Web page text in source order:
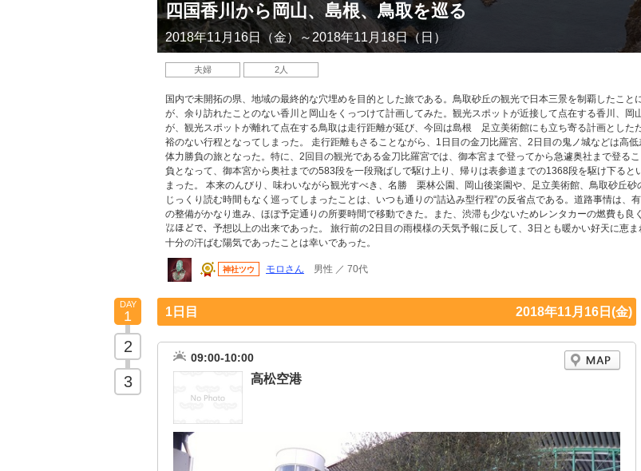
四国香川から岡山、島根、鳥取を巡る
2018年11月16日（金）～2018年11月18日（日）
夫婦 2人
国内で未開拓の県、地域の最終的な穴埋めを目的とした旅である。鳥取砂丘の観光で日本三景を制覇したこと
が、余り訪れたことのない香川と岡山をくっつけて計画してみた。観光スポットが近接して点在する香川、岡
が、観光スポットが離れて点在する鳥取は走行距離が延び、今回は島根 足立美術館にも立ち寄る計画とした
裕のない行程となってしまった。 走行距離もさることながら、1日目の金刀比羅宮、2日目の鬼ノ城などは高低
体力勝負の旅となった。特に、2回目の観光である金刀比羅宮では、御本宮まで登ってから急遽奥社まで登る
負となって、御本宮から奥社までの583段を一段飛ばしで駆け上り、帰りは表参道までの1368段を駆け下ると
まった。 本来のんびり、味わいながら観光すべき、名勝 栗林公園、岡山後楽園や、足立美術館、鳥取砂丘砂
じっくり読む時間もなく巡ってしまったことは、いつも通りの“詰込み型行程”の反省点である。道路事情は、
の整備がかなり進み、ほぼ予定通りの所要時間で移動できた。また、渋滞も少ないためレンタカーの燃費も良
㍑ほどで、予想以上の出来であった。 旅行前の2日目の雨模様の天気予報に反して、3日とも暖かい好天に恵
十分の汗ばむ陽気であったことは幸いであった。
神社ツウ モロさん 男性 ／ 70代
1日目 2018年11月16日(金)
09:00-10:00
高松空港
DAY
1
2
3